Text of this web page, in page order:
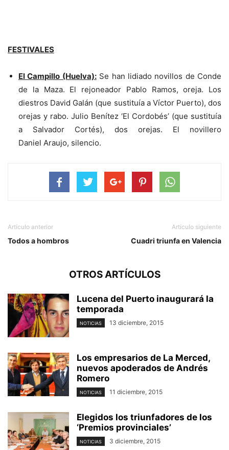
FESTIVALES
El Campillo (Huelva):Se han lidiado novillos de Conde
de la Maza. El rejoneador Pablo Ramos, oreja. Los
diestros David Galán (que sustituía a Víctor Puerto), dos
orejas y rabo. Julio Benítez ‘El Cordobés’ (que sustituía
a Salvador Cortés), dos orejas. El novillero
Daniel Araujo, silencio.
Artículo anterior
Todos a hombros
Artículo siguiente
Cuadri triunfa en Valencia
OTROS ARTÍCULOS
Lucena del Puerto inaugurará la
temporada
NOTICIAS 13 diciembre, 2015
Los empresarios de La Merced,
nuevos apoderados de Andrés
Romero
NOTICIAS 11 diciembre, 2015
Elegidos los triunfadores de los
‘Premios provinciales’
NOTICIAS 3 diciembre, 2015